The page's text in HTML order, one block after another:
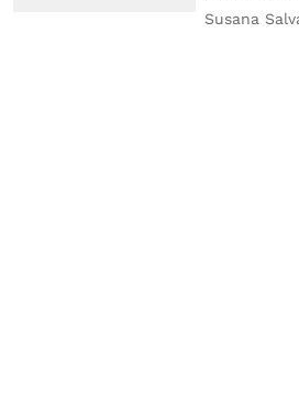
Susana